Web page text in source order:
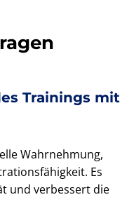
Trainings mit
Wahrnehmung,
Es
und verbessert die